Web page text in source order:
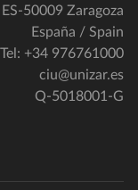
ES-50009 Zaragoza
España / Spain
Tel: +34 976761000
ciu@unizar.es
Q-5018001-G